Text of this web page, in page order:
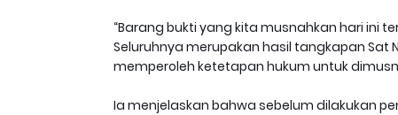
“Barang bukti yang kita musnahkan hari ini
Seluruhnya merupakan hasil tangkapan Sat
memperoleh ketetapan hukum untuk
Ia menjelaskan bahwa sebelum dilakukan